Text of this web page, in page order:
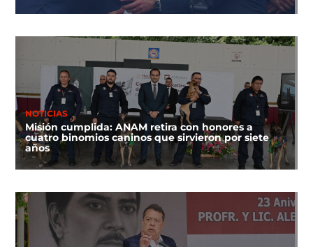
NOTICIAS
Misión cumplida: ANAM retira con honores a
cuatro binomios caninos que sirvieron por siete
años